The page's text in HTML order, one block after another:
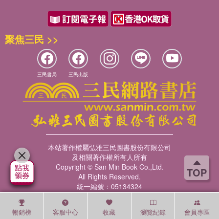
TOP
暢銷榜 客服中心 收藏 瀏覽紀錄 會員專區
聚焦三民 >>
三民書局 三民出版
本站著作權屬弘雅三民圖書股份有限公司
及相關著作權所有人所有
Copyright © San Min Book Co.,Ltd.
All Rights Reserved.
統一編號：05134324